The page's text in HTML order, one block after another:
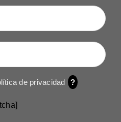
de privacidad ?